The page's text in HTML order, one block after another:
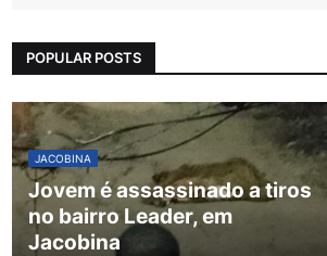
POPULAR POSTS
JACOBINA
Jovem é assassinado a tiros
no bairro Leader, em
Jacobina